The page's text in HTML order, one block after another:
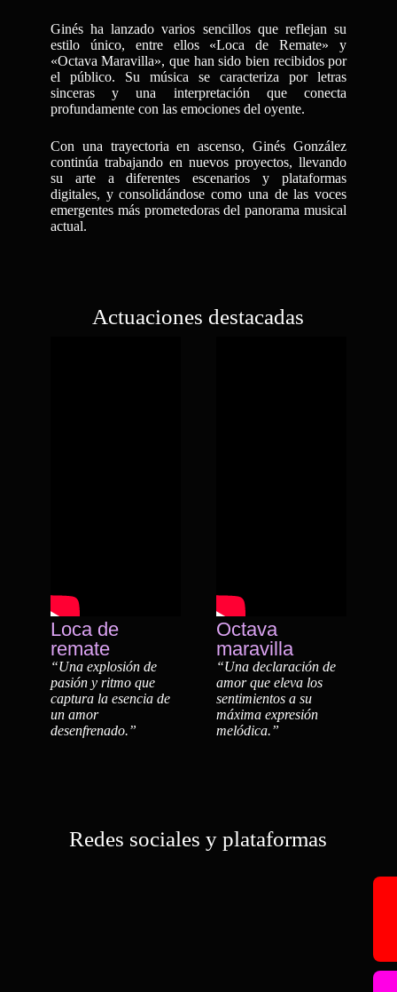
Ginés ha lanzado varios sencillos que reflejan su
estilo único, entre ellos «Loca de Remate» y
«Octava Maravilla», que han sido bien recibidos por
el público.
Su música se caracteriza por letras
sinceras y una interpretación que conecta
profundamente con las emociones del oyente.
Con una trayectoria en ascenso, Ginés González
continúa trabajando en nuevos proyectos, llevando
su arte a diferentes escenarios y plataformas
digitales, y consolidándose como una de las voces
emergentes más prometedoras del panorama musical
actual.
Actuaciones destacadas
Loca de
remate
“Una explosión de
pasión y ritmo que
captura la esencia de
un amor
desenfrenado.”
Octava
maravilla
“Una declaración de
amor que eleva los
sentimientos a su
máxima expresión
melódica.”
Redes sociales y plataformas